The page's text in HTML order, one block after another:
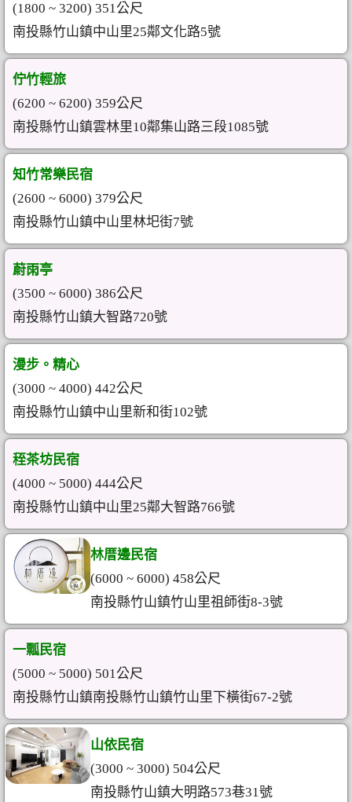
(1800 ~ 3200) 351公尺
南投縣竹山鎮中山里25鄰文化路5號
佇竹輕旅
(6200 ~ 6200) 359公尺
南投縣竹山鎮雲林里10鄰集山路三段1085號
知竹常樂民宿
(2600 ~ 6000) 379公尺
南投縣竹山鎮中山里林圯街7號
蔚雨亭
(3500 ~ 6000) 386公尺
南投縣竹山鎮大智路720號
漫步。精心
(3000 ~ 4000) 442公尺
南投縣竹山鎮中山里新和街102號
秷茶坊民宿
(4000 ~ 5000) 444公尺
南投縣竹山鎮中山里25鄰大智路766號
林厝邊民宿
(6000 ~ 6000) 458公尺
南投縣竹山鎮竹山里祖師街8-3號
一瓢民宿
(5000 ~ 5000) 501公尺
南投縣竹山鎮南投縣竹山鎮竹山里下橫街67-2號
山依民宿
(3000 ~ 3000) 504公尺
南投縣竹山鎮大明路573巷31號